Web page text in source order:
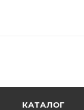
КАТАЛОГ